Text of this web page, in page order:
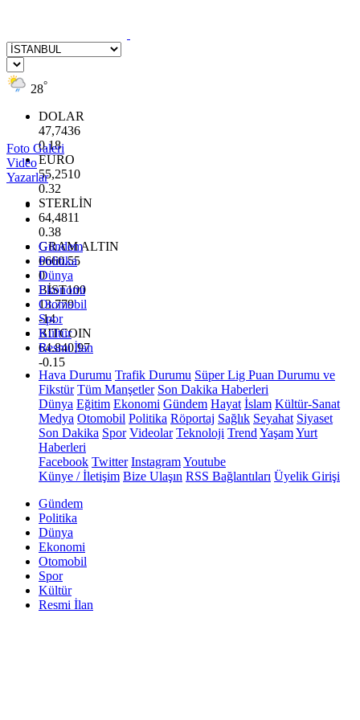
28°
DOLAR
47,7436
0.18
EURO
55,2510
0.32
STERLİN
64,4811
0.38
GRAM ALTIN
6660.55
0
BİST100
13.779
-14
BITCOIN
64.840,97
-0.15
Foto Galeri
Video
Yazarlar
Gündem
Politika
Dünya
Ekonomi
Otomobil
Spor
Kültür
Resmi İlan
Hava Durumu Trafik Durumu Süper Lig Puan Durumu ve
Fikstür Tüm Manşetler Son Dakika Haberleri
Dünya Eğitim Ekonomi Gündem Hayat İslam Kültür-Sanat
Medya Otomobil Politika Röportaj Sağlık Seyahat Siyaset
Son Dakika Spor Videolar Teknoloji Trend YaşamYurt
Haberleri
Facebook Twitter InstagramYoutube
Künye / İletişim Bize Ulaşın RSS Bağlantıları Üyelik Girişi
Gündem
Politika
Dünya
Ekonomi
Otomobil
Spor
Kültür
Resmi İlan